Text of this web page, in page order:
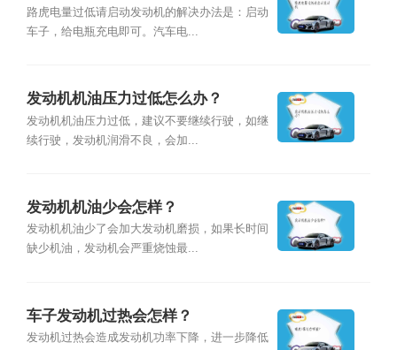
路虎电量过低请启动发动机的解决办法是：启动
车子，给电瓶充电即可。汽车电...
发动机机油压力过低怎么办？
发动机机油压力过低，建议不要继续行驶，如继
续行驶，发动机润滑不良，会加...
发动机机油少会怎样？
发动机机油少了会加大发动机磨损，如果长时间
缺少机油，发动机会严重烧蚀最...
车子发动机过热会怎样？
发动机过热会造成发动机功率下降，进一步降低